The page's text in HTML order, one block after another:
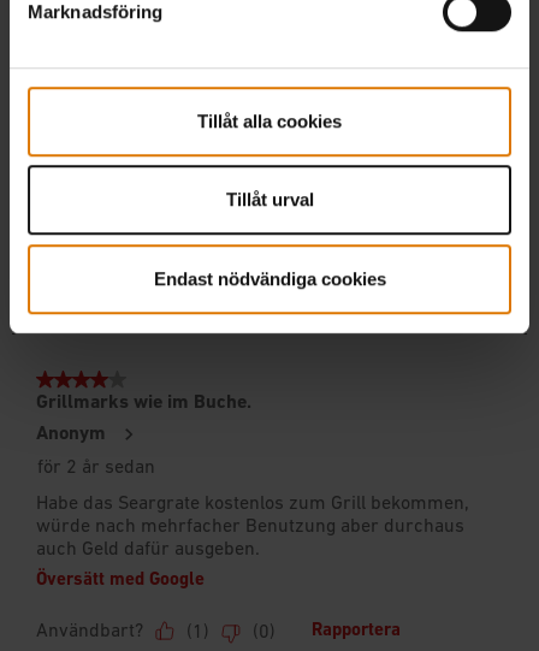
Marknadsföring
Tillåt alla cookies
Tillåt urval
Endast nödvändiga cookies